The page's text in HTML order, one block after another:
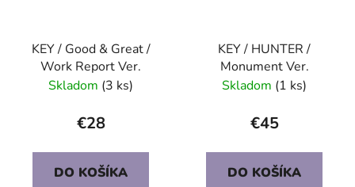
KEY / Good & Great /
Work Report Ver.
Skladom (3 ks)
€28
DO KOŠÍKA
KEY / HUNTER /
Monument Ver.
Skladom (1 ks)
€45
DO KOŠÍKA